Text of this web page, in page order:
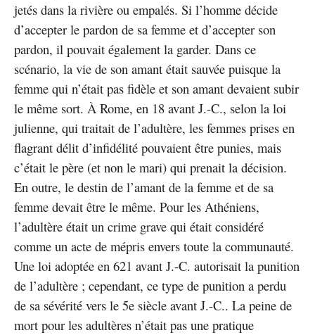
jetés dans la rivière ou empalés. Si l’homme décide
d’accepter le pardon de sa femme et d’accepter son
pardon, il pouvait également la garder. Dans ce
scénario, la vie de son amant était sauvée puisque la
femme qui n’était pas fidèle et son amant devaient subir
le même sort. À Rome, en 18 avant J.-C., selon la loi
julienne, qui traitait de l’adultère, les femmes prises en
flagrant délit d’infidélité pouvaient être punies, mais
c’était le père (et non le mari) qui prenait la décision.
En outre, le destin de l’amant de la femme et de sa
femme devait être le même. Pour les Athéniens,
l’adultère était un crime grave qui était considéré
comme un acte de mépris envers toute la communauté.
Une loi adoptée en 621 avant J.-C. autorisait la punition
de l’adultère ; cependant, ce type de punition a perdu
de sa sévérité vers le 5e siècle avant J.-C.. La peine de
mort pour les adultères n’était pas une pratique